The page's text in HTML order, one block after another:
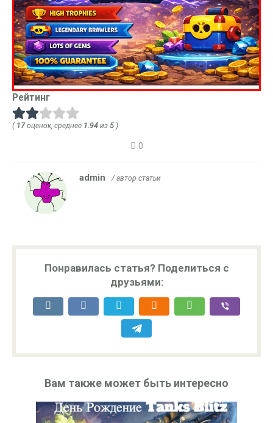
Рейтинг
( 17оценок, среднее 1.94 из 5 )
0
admin / автор статьи
Понравилась статья? Поделиться с
друзьями:
Вам также может быть интересно